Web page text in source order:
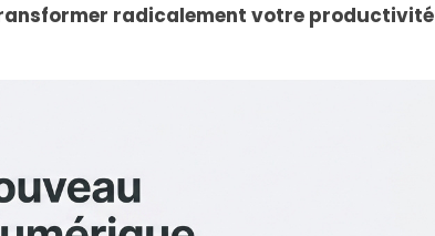
radicalement votre productivité